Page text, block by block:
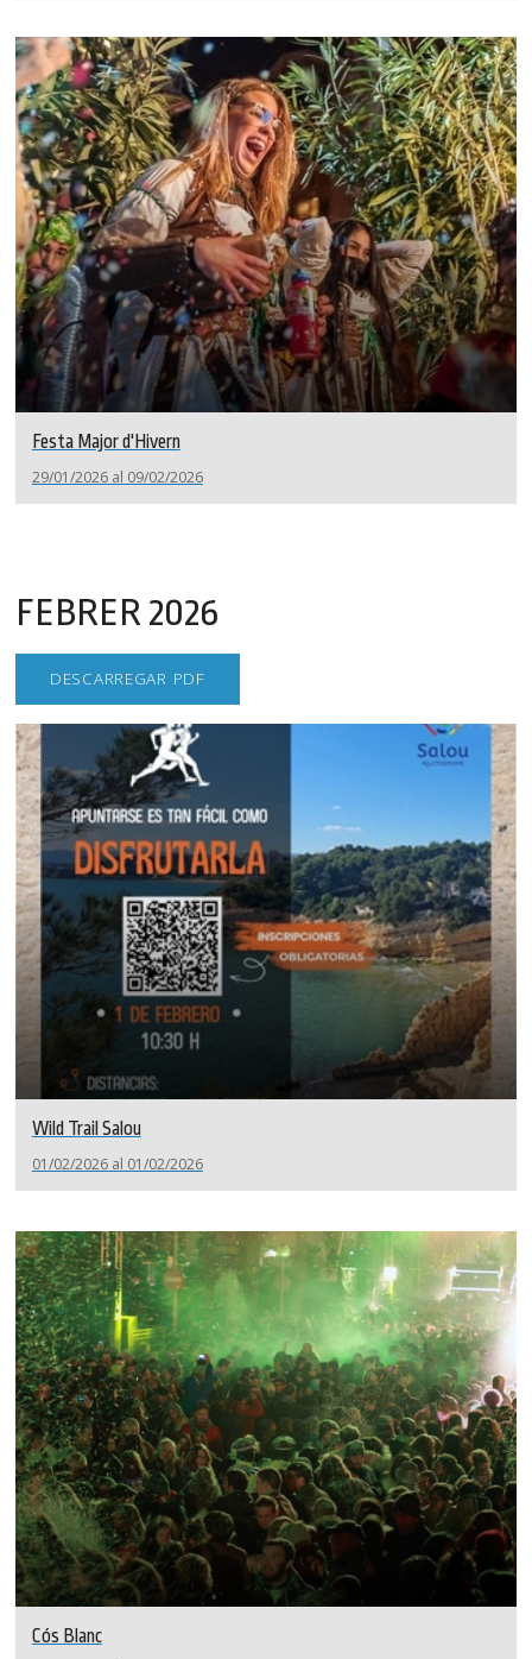
Festa Major d'Hivern
29/01/2026 al 09/02/2026
FEBRER 2026
DESCARREGAR PDF
Wild Trail Salou
01/02/2026 al 01/02/2026
Cós Blanc